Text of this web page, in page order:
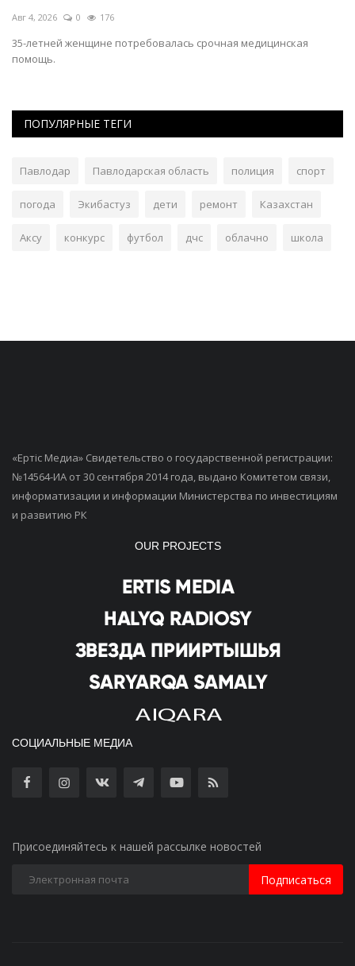
Авг 4, 2026 0 176
35-летней женщине потребовалась срочная медицинская
помощь.
ПОПУЛЯРНЫЕ ТЕГИ
Павлодар Павлодарская область полиция спорт
погода Экибастуз дети ремонт Казахстан
Аксу конкурс футбол дчс облачно школа
«Ертiс Медиа» Свидетельство о государственной регистрации:
№14564-ИА от 30 сентября 2014 года, выдано Комитетом связи,
информатизации и информации Министерства по инвестициям
и развитию РК
OUR PROJECTS
СОЦИАЛЬНЫЕ МЕДИА
Присоединяйтесь к нашей рассылке новостей
Подписаться